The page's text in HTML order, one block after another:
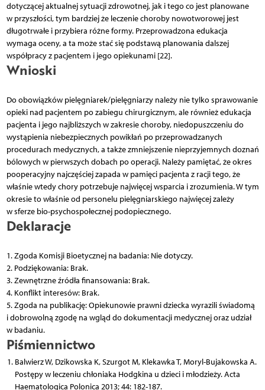
dotyczącej aktualnej sytuacji zdrowotnej, jak i tego co jest planowane
w przyszłości, tym bardziej że leczenie choroby nowotworowej jest
długotrwałe i przybiera różne formy. Przeprowadzona edukacja
wymaga oceny, a ta może stać się podstawą planowania dalszej
współpracy z pacjentem i jego opiekunami [22].
Wnioski
Do obowiązków pielęgniarek/pielęgniarzy należy nie tylko sprawowanie
opieki nad pacjentem po zabiegu chirurgicznym, ale również edukacja
pacjenta i jego najbliższych w zakresie choroby, niedopuszczeniu do
wystąpienia niebezpiecznych powikłań po przeprowadzanych
procedurach medycznych, a także zmniejszenie nieprzyjemnych doznań
bólowych w pierwszych dobach po operacji. Należy pamiętać, że okres
pooperacyjny najczęściej zapada w pamięci pacjenta z racji tego, że
właśnie wtedy chory potrzebuje najwięcej wsparcia i zrozumienia. W tym
okresie to właśnie od personelu pielęgniarskiego najwięcej zależy
w sferze bio-psychospołecznej podopiecznego.
Deklaracje
1. Zgoda Komisji Bioetycznej na badania: Nie dotyczy.
2. Podziękowania: Brak.
3. Zewnętrzne źródła finansowania: Brak.
4. Konflikt interesów: Brak.
5. Zgoda na publikację: Opiekunowie prawni dziecka wyrazili świadomą
i dobrowolną zgodę na wgląd do dokumentacji medycznej oraz udział
w badaniu.
Piśmiennictwo
Balwierz W, Dzikowska K, Szurgot M, Klekawka T, Moryl-Bujakowska A.
Postępy w leczeniu chłoniaka Hodgkina u dzieci i młodzieży. Acta
Haematologica Polonica 2013; 44: 182-187.